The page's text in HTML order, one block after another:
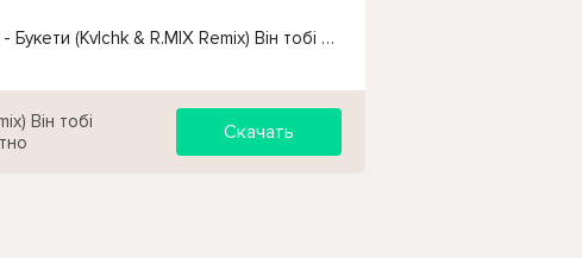
Чтобы прослушать онлайн песню YAKTAK - Букети (Kvlchk & R.MIX Remix) Він тобі букети а ти одна за одною сигарети нажмите на кнопку плей с светом зелений
Він тобі
Скачать